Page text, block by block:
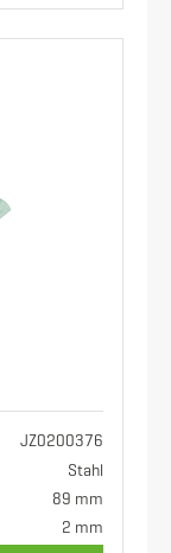
JZ0200376
Stahl
89 mm
2 mm